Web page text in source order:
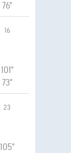
76°
16
101°
73°
23
105°